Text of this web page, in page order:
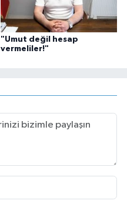
"Umut değil hesap
vermeliler!"